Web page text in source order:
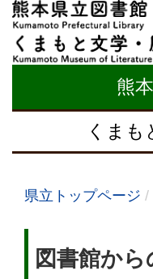
熊
くまも
県立トップページ
図書館か